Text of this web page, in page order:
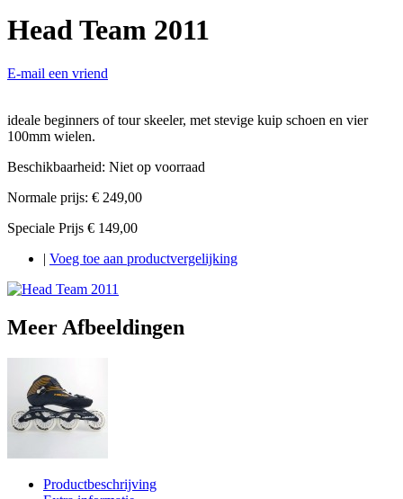
Head Team 2011
E-mail een vriend
ideale beginners of tour skeeler, met stevige kuip schoen en vier
100mm wielen.
Beschikbaarheid: Niet op voorraad
Normale prijs: € 249,00
Speciale Prijs € 149,00
Voeg toe aan productvergelijking
Meer Afbeeldingen
Productbeschrijving